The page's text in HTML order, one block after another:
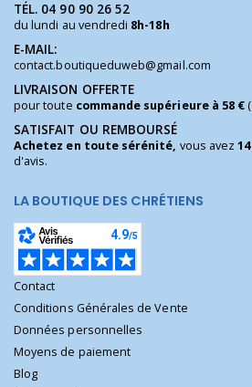
TÉL. 04 90 90 26 52
du lundi au vendredi 8h-18h
E-MAIL:
contact.boutiqueduweb@gmail.com
LIVRAISON OFFERTE
pour toute commande supérieure à 58 €
SATISFAIT OU REMBOURSÉ
Achetez en toute sérénité, vous avez
d'avis.
LA BOUTIQUE DES CHRÉTIENS
Contact
Conditions Générales de Vente
Données personnelles
Moyens de paiement
Blog